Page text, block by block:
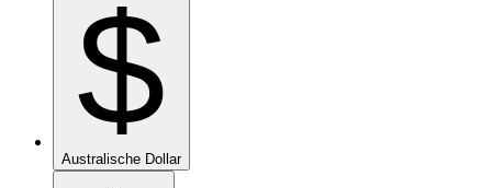
$
Australische Dollar